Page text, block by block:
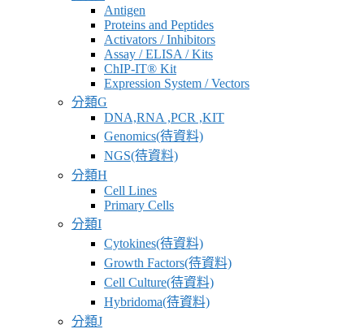
Antigen
Proteins and Peptides
Activators / Inhibitors
Assay / ELISA / Kits
ChIP-IT® Kit
Expression System / Vectors
分類G
DNA,RNA ,PCR ,KIT
Genomics(待資料)
NGS(待資料)
分類H
Cell Lines
Primary Cells
分類I
Cytokines(待資料)
Growth Factors(待資料)
Cell Culture(待資料)
Hybridoma(待資料)
分類J